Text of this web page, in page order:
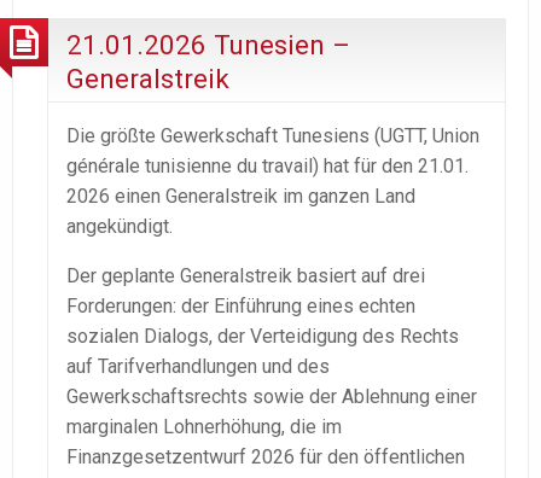
21.01.2026 Tunesien –
Generalstreik
Die größte Gewerkschaft Tunesiens (UGTT, Union
générale tunisienne du ‍travail) hat für den 21.01.
2026 einen Generalstreik im ganzen Land
angekündigt.
Der geplante Generalstreik basiert auf drei
Forderungen: der Einführung eines echten
sozialen Dialogs, der Verteidigung des Rechts
auf Tarifverhandlungen und des
Gewerkschaftsrechts sowie der Ablehnung einer
marginalen Lohnerhöhung, die im
Finanzgesetzentwurf 2026 für den öffentlichen